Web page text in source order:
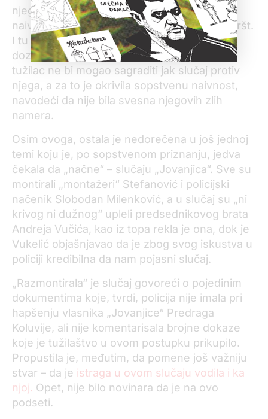
njegova nekada najbliža saradnica, ipak nije
naivno očekivati da takvih dokaza ima i pregršt.
I tu smo ostali razočarani – Stefanovića je
dozirano optužila, taman toliko da ni najbolji
tužilac ne bi mogao sagraditi jak slučaj protiv
njega, a za to je okrivila sopstvenu naivnost,
navodeći da nije bila svesna njegovih zlih
namera.
Osim ovoga, ostala je nedorečena u još jednoj
temi koju je, po sopstvenom priznanju, jedva
čekala da „načne“ – slučaju „Jovanjica“. Sve su
montirali „montažeri“ Stefanović i policijski
načenik Slobodan Milenković, a u slučaj su „ni
krivog ni dužnog“ upleli predsednikovog brata
Andreja Vučića, kao iz topa rekla je ona, dok je
Vukelić objašnjavao da je zbog svog iskustva u
policiji kredibilna da nam pojasni slučaj.
„Razmontirala“ je slučaj govoreći o pojedinim
dokumentima koje, tvrdi, policija nije imala pri
hapšenju vlasnika „Jovanjice“ Predraga
Koluvije, ali nije komentarisala brojne dokaze
koje je tužilaštvo u ovom postupku prikupilo.
Propustila je, međutim, da pomene još važniju
stvar – da je istraga u ovom slučaju vodila i ka
njoj. Opet, nije bilo novinara da je na ovo
podseti.